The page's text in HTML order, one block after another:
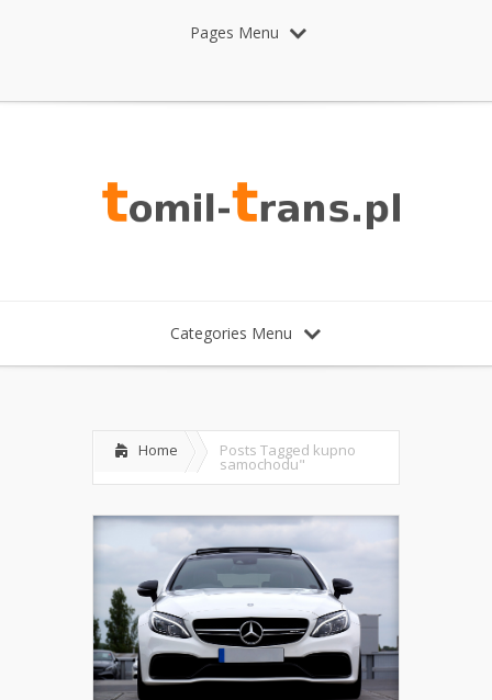
Pages Menu
Categories Menu
Home Posts Tagged kupno
samochodu"